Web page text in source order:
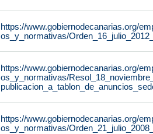
https://www.gobiernodecanarias.org/
os_y_normativas/
https://www.gobiernodecanarias.org/
os_y_normativas/
https://www.gobiernodecanarias.org/
os_y_normativas/